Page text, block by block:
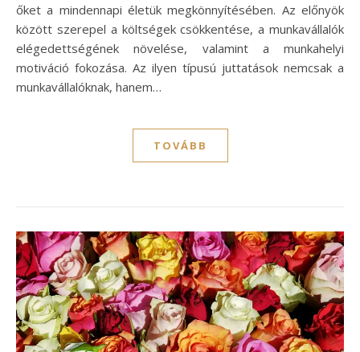
őket a mindennapi életük megkönnyítésében. Az előnyök
között szerepel a költségek csökkentése, a munkavállalók
elégedettségének növelése, valamint a munkahelyi
motiváció fokozása. Az ilyen típusú juttatások nemcsak a
munkavállalóknak, hanem…
TOVÁBB